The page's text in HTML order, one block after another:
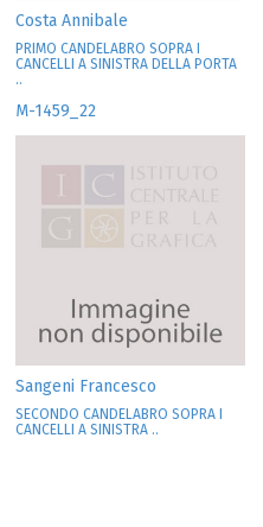
Costa Annibale
PRIMO CANDELABRO SOPRA I
CANCELLI A SINISTRA DELLA PORTA
..
M-1459_22
Sangeni Francesco
SECONDO CANDELABRO SOPRA I
CANCELLI A SINISTRA ..